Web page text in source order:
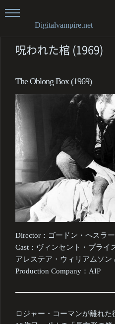
Digitalvampire.net
呪われた棺 (1969)
The Oblong Box (1969)
Director：ゴードン・ヘスラー
Cast：ヴィンセント・プライ
アレステア・ウィリアムソン
Production Company：AIP
ロジャー・コーマンが離れ